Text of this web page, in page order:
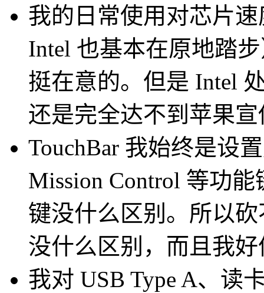
我的日常使用对芯片
Intel 也基本在原地踏
挺在意的。但是 Intel
还是完全达不到苹果
TouchBar 我始终是设
Mission Control 等功
键没什么区别。所以
没什么区别，而且我好
我对 USB Type A、读